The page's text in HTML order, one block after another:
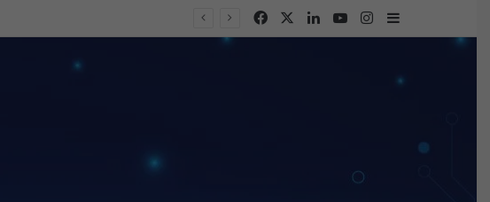
FacebookLinkedInYouTubeInstagram
Barra lateral